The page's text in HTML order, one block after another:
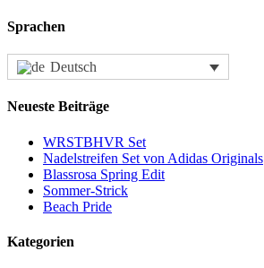
Sprachen
Deutsch
Neueste Beiträge
WRSTBHVR Set
Nadelstreifen Set von Adidas Originals
Blassrosa Spring Edit
Sommer-Strick
Beach Pride
Kategorien